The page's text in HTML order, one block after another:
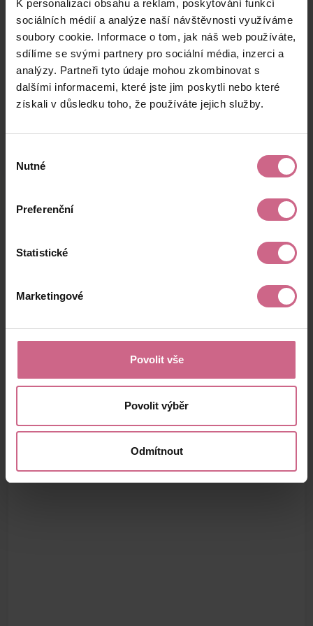
K personalizaci obsahu a reklam, poskytování funkcí
sociálních médií a analýze naší návštěvnosti využíváme
soubory cookie. Informace o tom, jak náš web používáte,
sdílíme se svými partnery pro sociální média, inzerci a
analýzy. Partneři tyto údaje mohou zkombinovat s
dalšími informacemi, které jste jim poskytli nebo které
získali v důsledku toho, že používáte jejich služby.
souhlasu
Nutné
Preferenční
Statistické
Marketingové
Povolit vše
Povolit výběr
Odmítnout
J****
S****
5. 11. 2025
21:20:52
P****
28 800 Kč
5. 11. 2025
21:11:07
2 880 Kč
P****
K****
50 000 Kč
5. 11. 2025
21:05:00
5 000 Kč
keyboard_arrow_left keyboard_arrow_right